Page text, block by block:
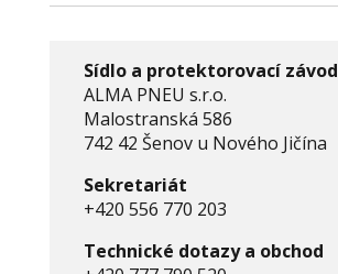
Sídlo a protektorovací závod
ALMA PNEU s.r.o.
Malostranská 586
742 42 Šenov u Nového Jičína
Sekretariát
+420 556 770 203
Technické dotazy a obchod